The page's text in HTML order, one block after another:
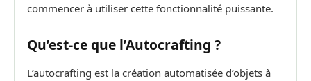
commencer à utiliser cette fonctionnalité puissante.
Qu’est-ce que l’Autocrafting ?
L’autocrafting est la création automatisée d’objets à